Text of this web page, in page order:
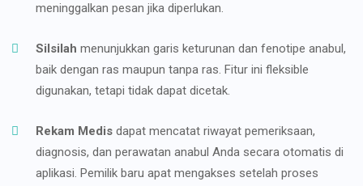
meninggalkan pesan jika diperlukan.
Silsilah menunjukkan garis keturunan dan fenotipe anabul,
baik dengan ras maupun tanpa ras. Fitur ini fleksible
digunakan, tetapi tidak dapat dicetak.
Rekam Medis dapat mencatat riwayat pemeriksaan,
diagnosis, dan perawatan anabul Anda secara otomatis di
aplikasi. Pemilik baru apat mengakses setelah proses